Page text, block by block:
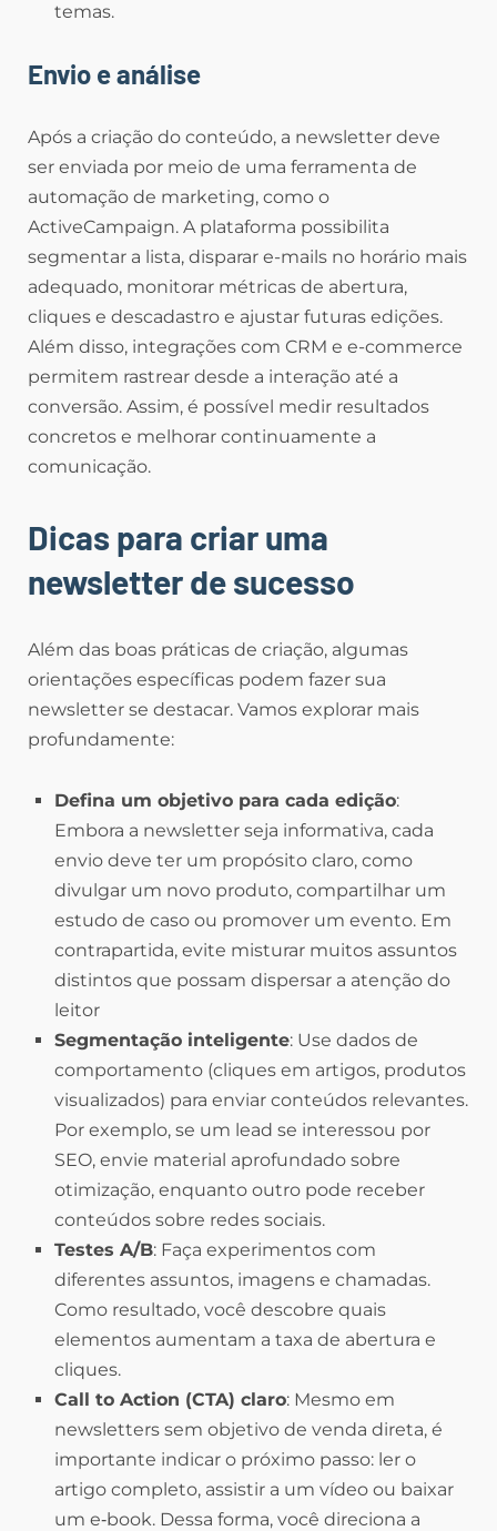
temas.
Envio e análise
Após a criação do conteúdo, a newsletter deve
ser enviada por meio de uma ferramenta de
automação de marketing, como o
ActiveCampaign. A plataforma possibilita
segmentar a lista, disparar e-mails no horário mais
adequado, monitorar métricas de abertura,
cliques e descadastro e ajustar futuras edições.
Além disso, integrações com CRM e e-commerce
permitem rastrear desde a interação até a
conversão. Assim, é possível medir resultados
concretos e melhorar continuamente a
comunicação.
Dicas para criar uma
newsletter de sucesso
Além das boas práticas de criação, algumas
orientações específicas podem fazer sua
newsletter se destacar. Vamos explorar mais
profundamente:
Defina um objetivo para cada edição:
Embora a newsletter seja informativa, cada
envio deve ter um propósito claro, como
divulgar um novo produto, compartilhar um
estudo de caso ou promover um evento. Em
contrapartida, evite misturar muitos assuntos
distintos que possam dispersar a atenção do
leitor
Segmentação inteligente: Use dados de
comportamento (cliques em artigos, produtos
visualizados) para enviar conteúdos relevantes.
Por exemplo, se um lead se interessou por
SEO, envie material aprofundado sobre
otimização, enquanto outro pode receber
conteúdos sobre redes sociais.
Testes A/B: Faça experimentos com
diferentes assuntos, imagens e chamadas.
Como resultado, você descobre quais
elementos aumentam a taxa de abertura e
cliques.
Call to Action (CTA) claro: Mesmo em
newsletters sem objetivo de venda direta, é
importante indicar o próximo passo: ler o
artigo completo, assistir a um vídeo ou baixar
um e‑book. Dessa forma, você direciona a